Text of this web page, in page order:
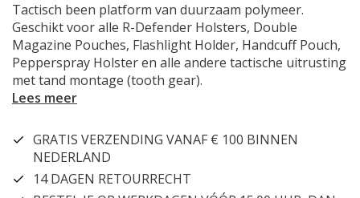
Tactisch been platform van duurzaam polymeer.
Geschikt voor alle R-Defender Holsters, Double
Magazine Pouches, Flashlight Holder, Handcuff Pouch,
Pepperspray Holster en alle andere tactische uitrusting
met tand montage (tooth gear).
Lees meer
GRATIS VERZENDING VANAF € 100 BINNEN
NEDERLAND
14 DAGEN RETOURRECHT